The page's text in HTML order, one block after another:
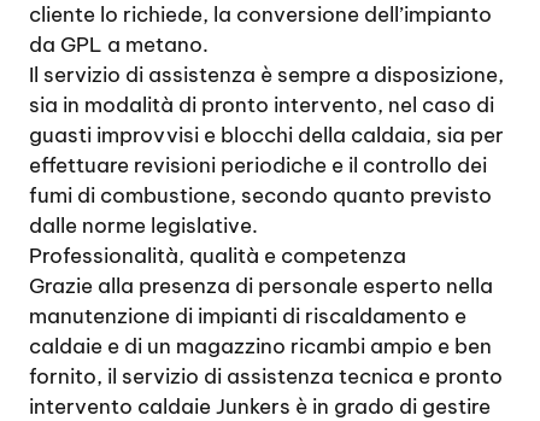
cliente lo richiede, la conversione dell’impianto
da GPL a metano.
Il servizio di assistenza è sempre a disposizione,
sia in modalità di pronto intervento, nel caso di
guasti improvvisi e blocchi della caldaia, sia per
effettuare revisioni periodiche e il controllo dei
fumi di combustione, secondo quanto previsto
dalle norme legislative.
Professionalità, qualità e competenza
Grazie alla presenza di personale esperto nella
manutenzione di impianti di riscaldamento e
caldaie e di un magazzino ricambi ampio e ben
fornito, il servizio di assistenza tecnica e pronto
intervento caldaie Junkers è in grado di gestire